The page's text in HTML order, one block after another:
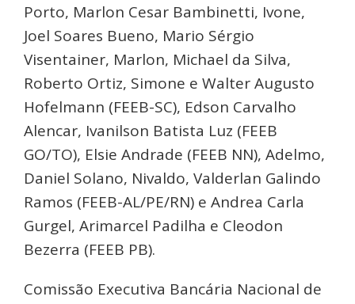
Porto, Marlon Cesar Bambinetti, Ivone,
Joel Soares Bueno, Mario Sérgio
Visentainer, Marlon, Michael da Silva,
Roberto Ortiz, Simone e Walter Augusto
Hofelmann (FEEB-SC), Edson Carvalho
Alencar, Ivanilson Batista Luz (FEEB
GO/TO), Elsie Andrade (FEEB NN), Adelmo,
Daniel Solano, Nivaldo, Valderlan Galindo
Ramos (FEEB-AL/PE/RN) e Andrea Carla
Gurgel, Arimarcel Padilha e Cleodon
Bezerra (FEEB PB).
Comissão Executiva Bancária Nacional de